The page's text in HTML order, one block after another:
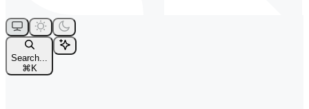
Search...
⌘ K